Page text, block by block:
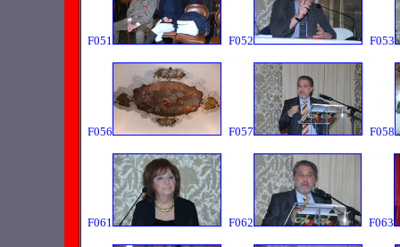
F051 F052 F053
F056 F057 F058
F061 F062 F063